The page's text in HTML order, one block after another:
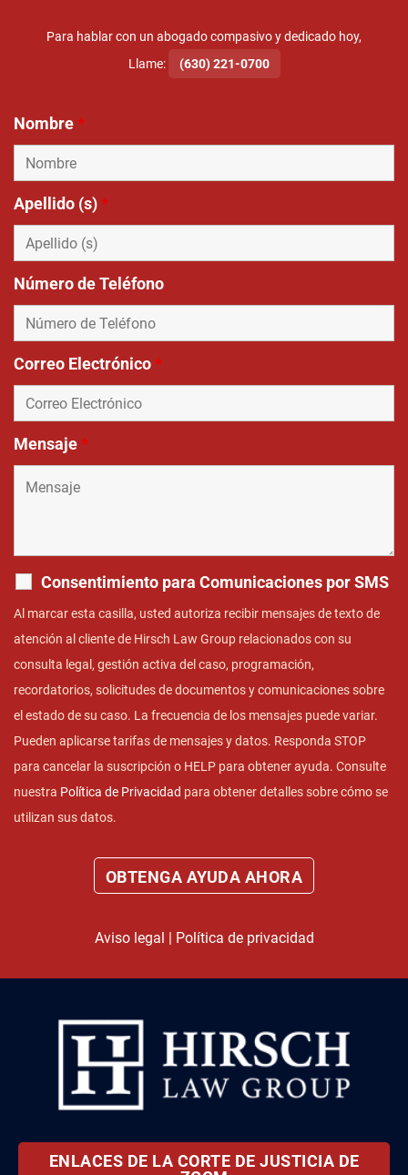
Para hablar con un abogado compasivo y dedicado hoy,
Llame:
(630) 221-0700
Nombre*
Apellido (s)*
Número de Teléfono
Correo Electrónico*
Mensaje*
Consentimiento para Comunicaciones por SMS
Al marcar esta casilla, usted autoriza recibir mensajes de texto de
atención al cliente de Hirsch Law Group relacionados con su
consulta legal, gestión activa del caso, programación,
recordatorios, solicitudes de documentos y comunicaciones sobre
el estado de su caso. La frecuencia de los mensajes puede variar.
Pueden aplicarse tarifas de mensajes y datos. Responda STOP
para cancelar la suscripción o HELP para obtener ayuda. Consulte
nuestra Política de Privacidad para obtener detalles sobre cómo se
utilizan sus datos.
Aviso legal Política de privacidad
ENLACES DE LA CORTE DE JUSTICIA DE